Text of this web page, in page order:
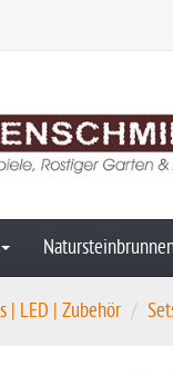
| LED | Zubehör